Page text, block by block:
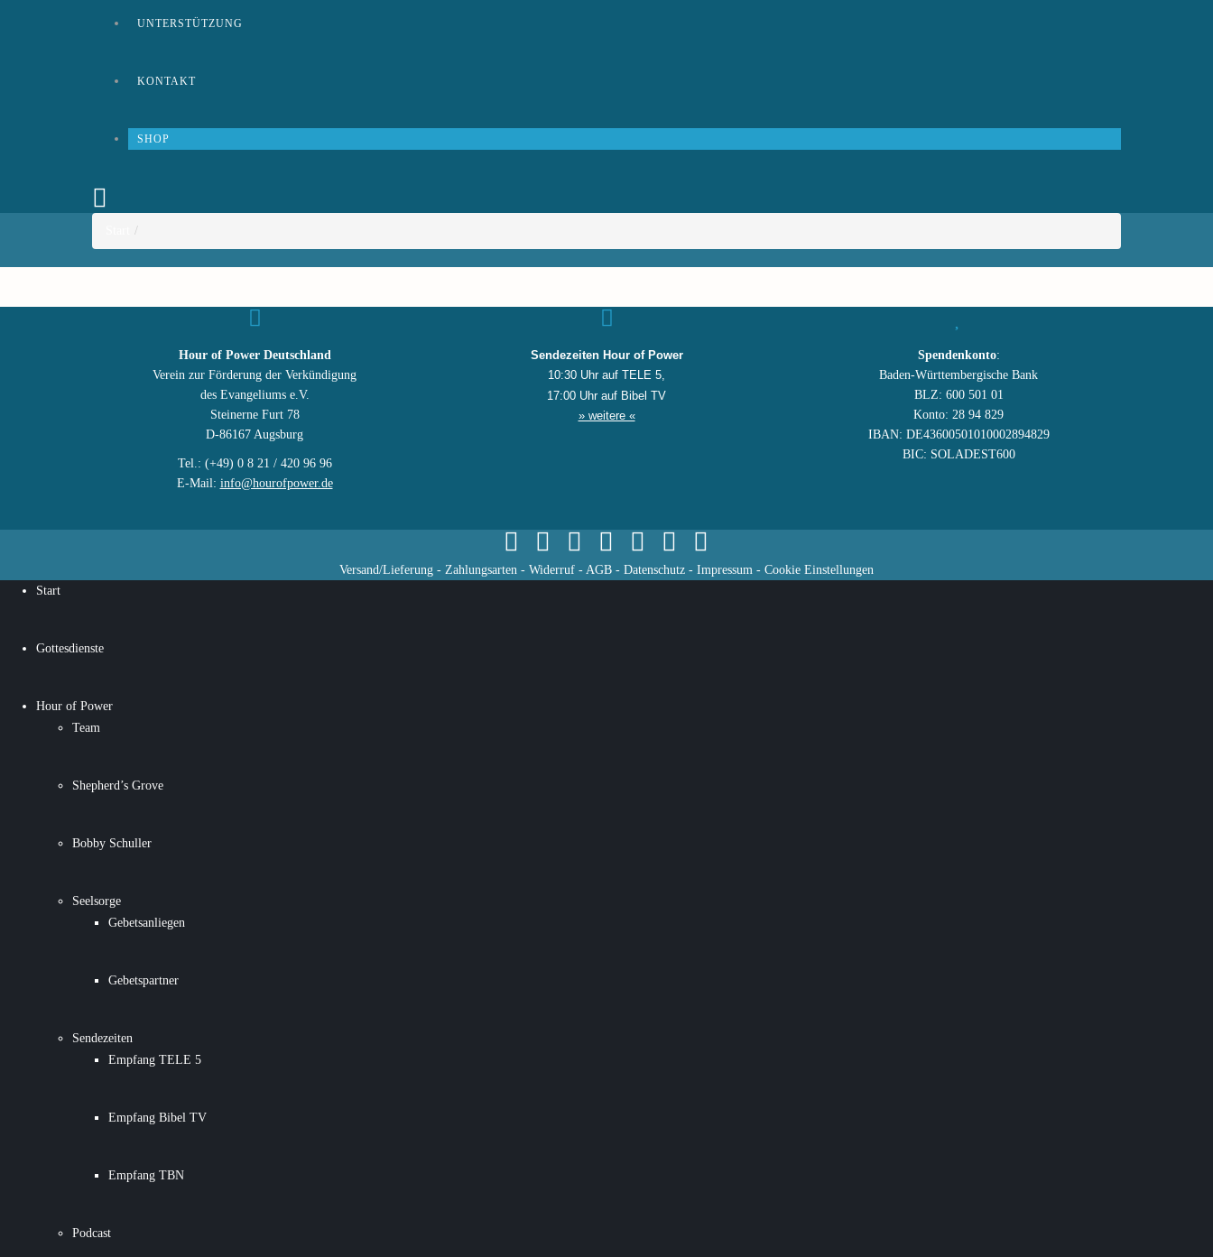
UNTERSTÜTZUNG
KONTAKT
SHOP
Hour of Power Deutschland
Verein zur Förderung der Verkündigung
des Evangeliums e.V.
Steinerne Furt 78
D-86167 Augsburg
Tel.: (+49) 0 8 21 / 420 96 96
E-Mail: info@hourofpower.de
Sendezeiten Hour of Power
10:30 Uhr auf TELE 5,
17:00 Uhr auf Bibel TV
» weitere «
Spendenkonto:
Baden-Württembergische Bank
BLZ: 600 501 01
Konto: 28 94 829
IBAN: DE43600501010002894829
BIC: SOLADEST600
Versand/Lieferung - Zahlungsarten - Widerruf - AGB - Datenschutz - Impressum - Cookie Einstellungen
Start
Gottesdienste
Hour of Power
Team
Shepherd’s Grove
Bobby Schuller
Seelsorge
Gebetsanliegen
Gebetspartner
Sendezeiten
Empfang TELE 5
Empfang Bibel TV
Empfang TBN
Podcast